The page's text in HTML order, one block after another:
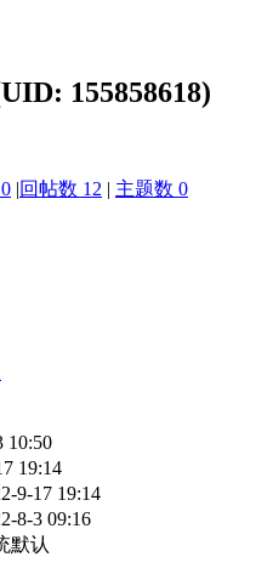
155858618)
|回帖数 12 | 主题数 0
10:50
19:14
9-17 19:14
8-3 09:16
默认